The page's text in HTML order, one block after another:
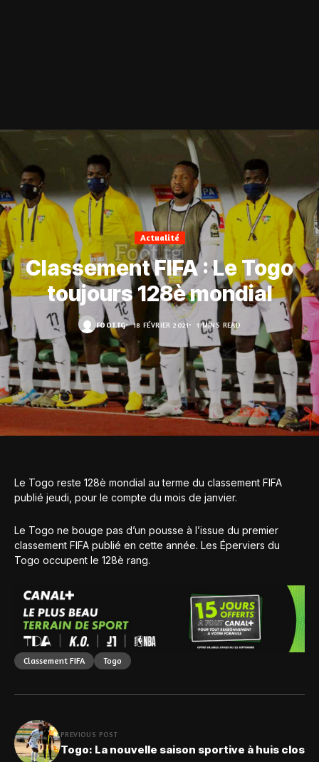
Actualité
Classement FIFA : Le Togo
toujours 128è mondial
FOOT.TG 18 FÉVRIER 2021 1 MINS READ
Le Togo reste 128è mondial au terme du classement FIFA
publié jeudi, pour le compte du mois de janvier.
Le Togo ne bouge pas d’un pousse à l’issue du premier
classement FIFA publié en cette année. Les Éperviers du
Togo occupent le 128è rang.
Classement FIFA Togo
PREVIOUS POST
Togo: La nouvelle saison sportive à huis clos